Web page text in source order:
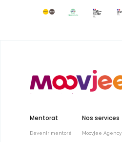
Mentorat
Devenir mentoré
Nos services
Moovjee Agency